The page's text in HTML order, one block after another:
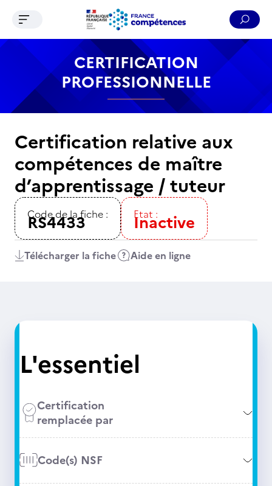
Contenu Recherche Menu Pied de page
Ouvrir le menu de navigation
CERTIFICATION
PROFESSIONNELLE
Certification relative aux
compétences de maître
d’apprentissage / tuteur
Code de la fiche :
RS4433 Etat :
Inactive
Télécharger la fiche Aide en ligne
L'essentiel
Certification
remplacée par
Code(s) NSF